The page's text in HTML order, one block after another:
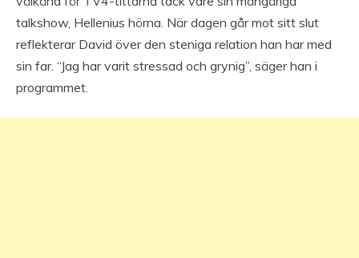
talkshow, Hellenius hörna. När dagen går mot sitt slut
reflekterar David över den steniga relation han har med
sin far. “Jag har varit stressad och grynig”, säger han i
programmet.